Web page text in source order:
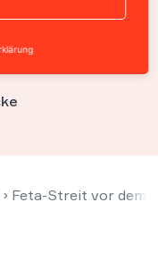
› Feta-Streit vor dem